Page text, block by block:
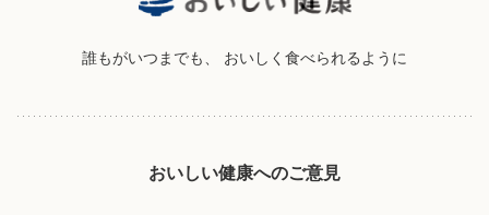
誰もがいつまでも、 おいしく食べられるように
おいしい健康へのご意見